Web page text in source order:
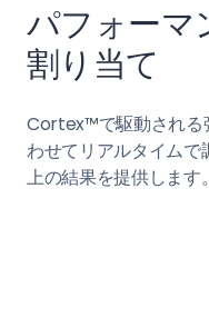
パフォーマ
割り当て
Cortex™で駆動される
わせてリアルタイム
上の結果を提供します。